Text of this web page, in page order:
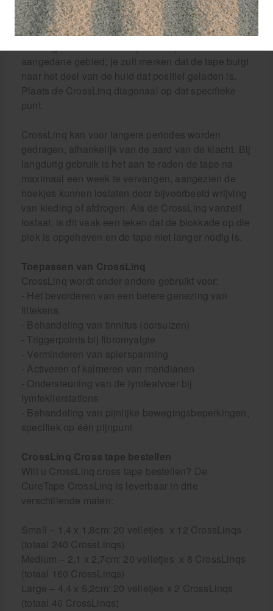
blijft.
aangedane gebied; je zult merken dat de tape buigt
naar het deel van de huid dat positief geladen is.
Plaats de CrossLinq diagonaal op dat specifieke
punt.
CrossLinq kan voor langere periodes worden
gedragen, afhankelijk van de aard van de klacht. Bij
langdurig gebruik is het aan te raden de tape na
maximaal een week te vervangen, aangezien de
hoekjes kunnen loslaten door bijvoorbeeld wrijving
van kleding of afdrogen. Als de CrossLinq vanzelf
loslaat, is dit vaak een teken dat de blokkade op die
plek is opgeheven en de tape niet langer nodig is.
Toepassen van CrossLinq
CrossLinq wordt onder andere gebruikt voor:
- Het bevorderen van een betere genezing van
littekens
- Behandeling van tinnitus (oorsuizen)
- Triggerpoints bij fibromyalgie
- Verminderen van spierspanning
- Activeren of kalmeren van meridianen
- Ondersteuning van de lymfeafvoer bij
lymfeklierstations
- Behandeling van pijnlijke bewegingsbeperkingen,
specifiek op één pijnpunt
CrossLinq Cross tape bestellen
Wilt u CrossLinq cross tape bestellen? De
CureTape CrossLinq is leverbaar in drie
verschillende maten:
Small – 1,4 x 1,8cm: 20 velletjes x 12 CrossLinqs
(totaal 240 CrossLinqs)
Medium – 2,1 x 2,7cm: 20 velletjes x 8 CrossLinqs
(totaal 160 CrossLinqs)
Large – 4,4 x 5,2cm: 20 velletjes x 2 CrossLinqs
(totaal 40 CrossLinqs)